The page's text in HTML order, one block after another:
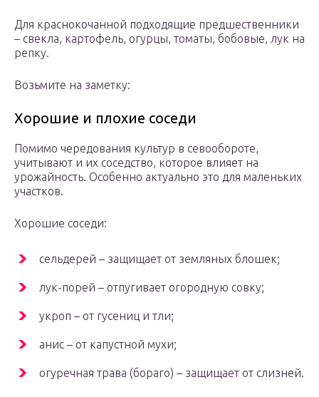
Для краснокочанной подходящие предшественники
– свекла, картофель, огурцы, томаты, бобовые, лук на
репку.
Возьмите на заметку:
Хорошие и плохие соседи
Помимо чередования культур в севообороте,
учитывают и их соседство, которое влияет на
урожайность. Особенно актуально это для маленьких
участков.
Хорошие соседи:
сельдерей – защищает от земляных блошек;
лук-порей – отпугивает огородную совку;
укроп – от гусениц и тли;
анис – от капустной мухи;
огуречная трава (бораго) – защищает от слизней.